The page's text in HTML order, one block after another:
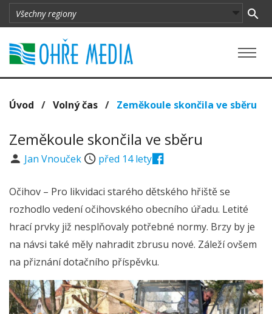
Úvod / Volný čas / Zeměkoule skončila ve sběru
Zeměkoule skončila ve sběru
Jan Vnouček před 14 lety
Očihov – Pro likvidaci starého dětského hřiště se
rozhodlo vedení očihovského obecního úřadu. Letité
hrací prvky již nesplňovaly potřebné normy. Brzy by je
na návsi také měly nahradit zbrusu nové. Záleží ovšem
na přiznání dotačního příspěvku.